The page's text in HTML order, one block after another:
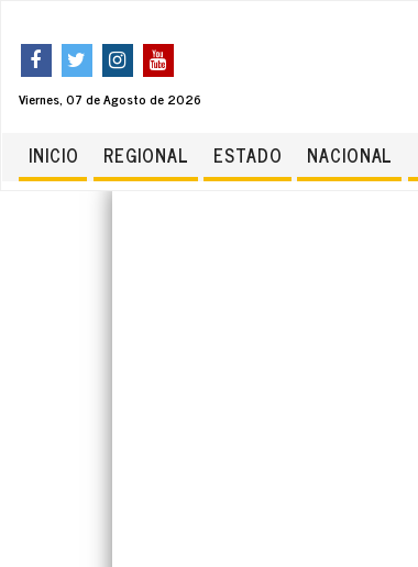
Viernes, 07 de Agosto de 2026
INICIO REGIONAL ESTADO NACIONAL